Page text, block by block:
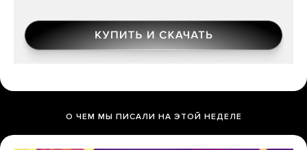
О ЧЕМ МЫ ПИСАЛИ НА ЭТОЙ НЕДЕЛЕ